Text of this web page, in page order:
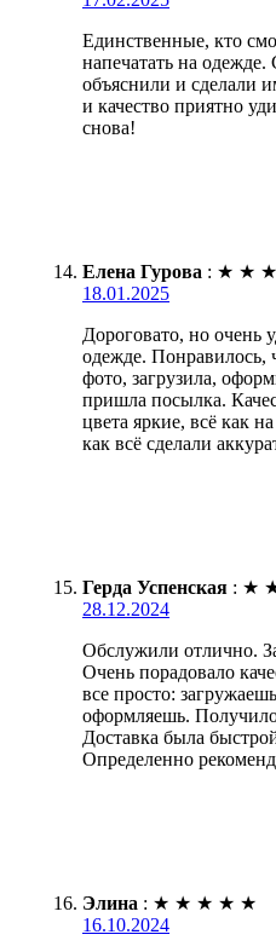
Единственные, кто
напечатать на одежде.
объяснили и сделали
и качество приятно
снова!
Елена Гурова : ★ ★ ★
18.01.2025
Дороговато, но очень
одежде. Понравилось,
фото, загрузила,
пришла посылка.
цвета яркие, всё как
как всё сделали
Герда Успенская : ★
28.12.2024
Обслужили отлично.
Очень порадовало
все просто:
оформляешь.
Доставка была
Определенно
Элина : ★ ★ ★ ★ ★
16.10.2024